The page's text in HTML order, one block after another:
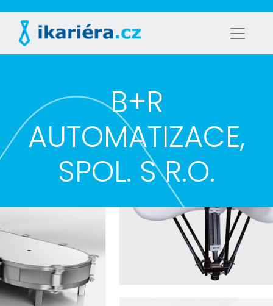
B+R
AUTOMATIZACE,
SPOL. S R.O.